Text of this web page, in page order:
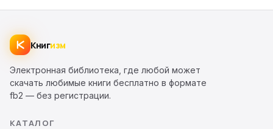
Книгизм
Электронная библиотека, где любой может
скачать любимые книги бесплатно в формате
fb2 — без регистрации.
КАТАЛОГ